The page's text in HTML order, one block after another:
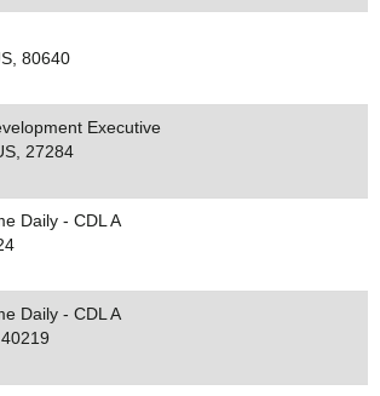
80640
Executive
27284
Daily - CDL A
Daily - CDL A